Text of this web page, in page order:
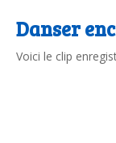
Danser
Voici le clip